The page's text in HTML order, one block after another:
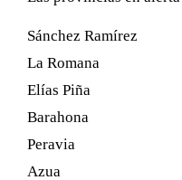
Sánchez Ramírez
La Romana
Elías Piña
Barahona
Peravia
Azua